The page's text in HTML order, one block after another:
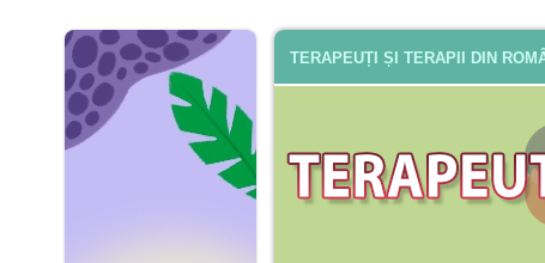
TERAPEUȚI ȘI TERAPII DIN